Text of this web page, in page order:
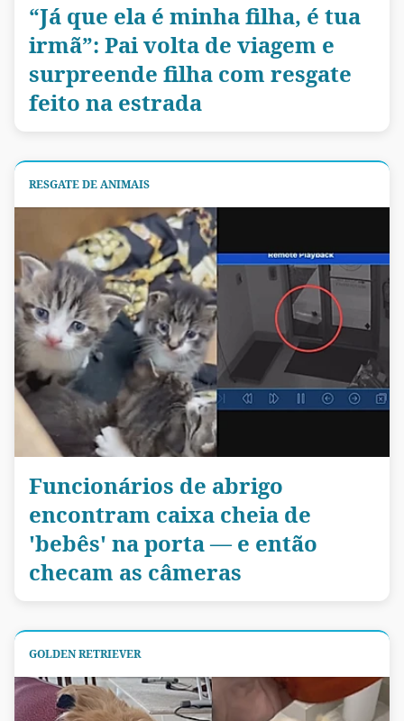
“Já que ela é minha filha, é tua
irmã”: Pai volta de viagem e
surpreende filha com resgate
feito na estrada
RESGATE DE ANIMAIS
Funcionários de abrigo
encontram caixa cheia de
'bebês' na porta — e então
checam as câmeras
GOLDEN RETRIEVER